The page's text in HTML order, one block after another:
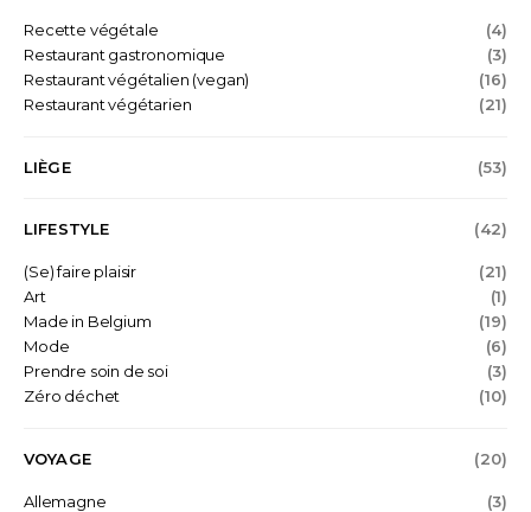
Recette végétale
(4)
Restaurant gastronomique
(3)
Restaurant végétalien (vegan)
(16)
Restaurant végétarien
(21)
LIÈGE (53)
LIFESTYLE (42)
(Se) faire plaisir
(21)
Art
(1)
Made in Belgium
(19)
Mode
(6)
Prendre soin de soi
(3)
Zéro déchet
(10)
VOYAGE (20)
Allemagne
(3)